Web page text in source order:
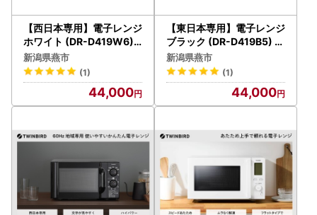
【西日本専用】電子レンジ
ホワイト (DR-D419W6)
【60Hz】
新潟県燕市
(1)
44,000
【東日本専用】電子レンジ
ブラック (DR-D419B5) 【
50Hz】
新潟県燕市
(1)
44,000